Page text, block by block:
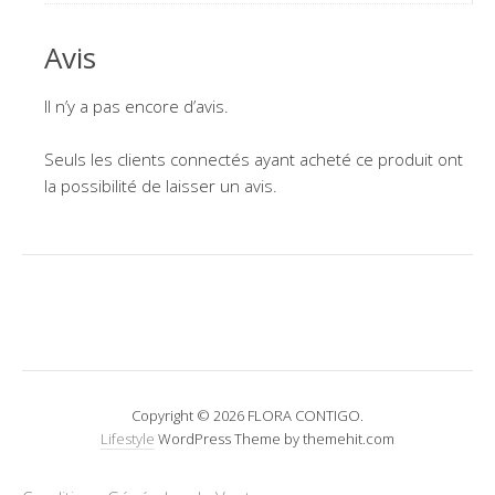
Avis
Il n’y a pas encore d’avis.
Seuls les clients connectés ayant acheté ce produit ont
la possibilité de laisser un avis.
Copyright © 2026 FLORA CONTIGO.
Lifestyle WordPress Theme by themehit.com